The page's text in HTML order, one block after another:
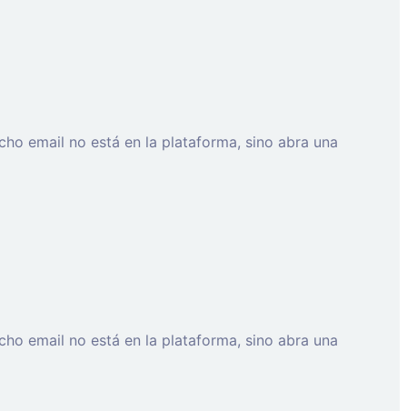
email no está en la plataforma, sino abra una
email no está en la plataforma, sino abra una